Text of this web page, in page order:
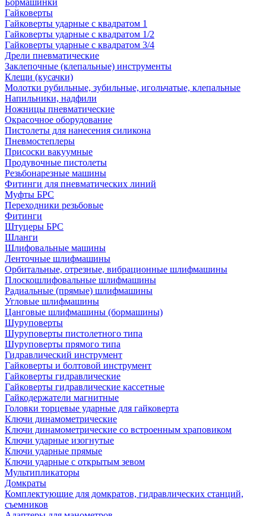
Бормашинки
Гайковерты
Гайковерты ударные с квадратом 1
Гайковерты ударные с квадратом 1/2
Гайковерты ударные с квадратом 3/4
Дрели пневматические
Заклепочные (клепальные) инструменты
Клещи (кусачки)
Молотки рубильные, зубильные, игольчатые, клепальные
Напильники, надфили
Ножницы пневматические
Окрасочное оборудование
Пистолеты для нанесения силикона
Пневмостеплеры
Присоски вакуумные
Продувочные пистолеты
Резьбонарезные машины
Фитинги для пневматических линий
Муфты БРС
Переходники резьбовые
Фитинги
Штуцеры БРС
Шланги
Шлифовальные машины
Ленточные шлифмашины
Орбитальные, отрезные, вибрационные шлифмашины
Плоскошлифовальные шлифмашины
Радиальные (прямые) шлифмашины
Угловые шлифмашины
Цанговые шлифмашины (бормашины)
Шуруповерты
Шуруповерты пистолетного типа
Шуруповерты прямого типа
Гидравлический инструмент
Гайковерты и болтовой инструмент
Гайковерты гидравлические
Гайковерты гидравлические кассетные
Гайкодержатели магнитные
Головки торцевые ударные для гайковерта
Ключи динамометрические
Ключи динамометрические со встроенным храповиком
Ключи ударные изогнутые
Ключи ударные прямые
Ключи ударные с открытым зевом
Мультипликаторы
Домкраты
Комплектующие для домкратов, гидравлических станций,
съемников